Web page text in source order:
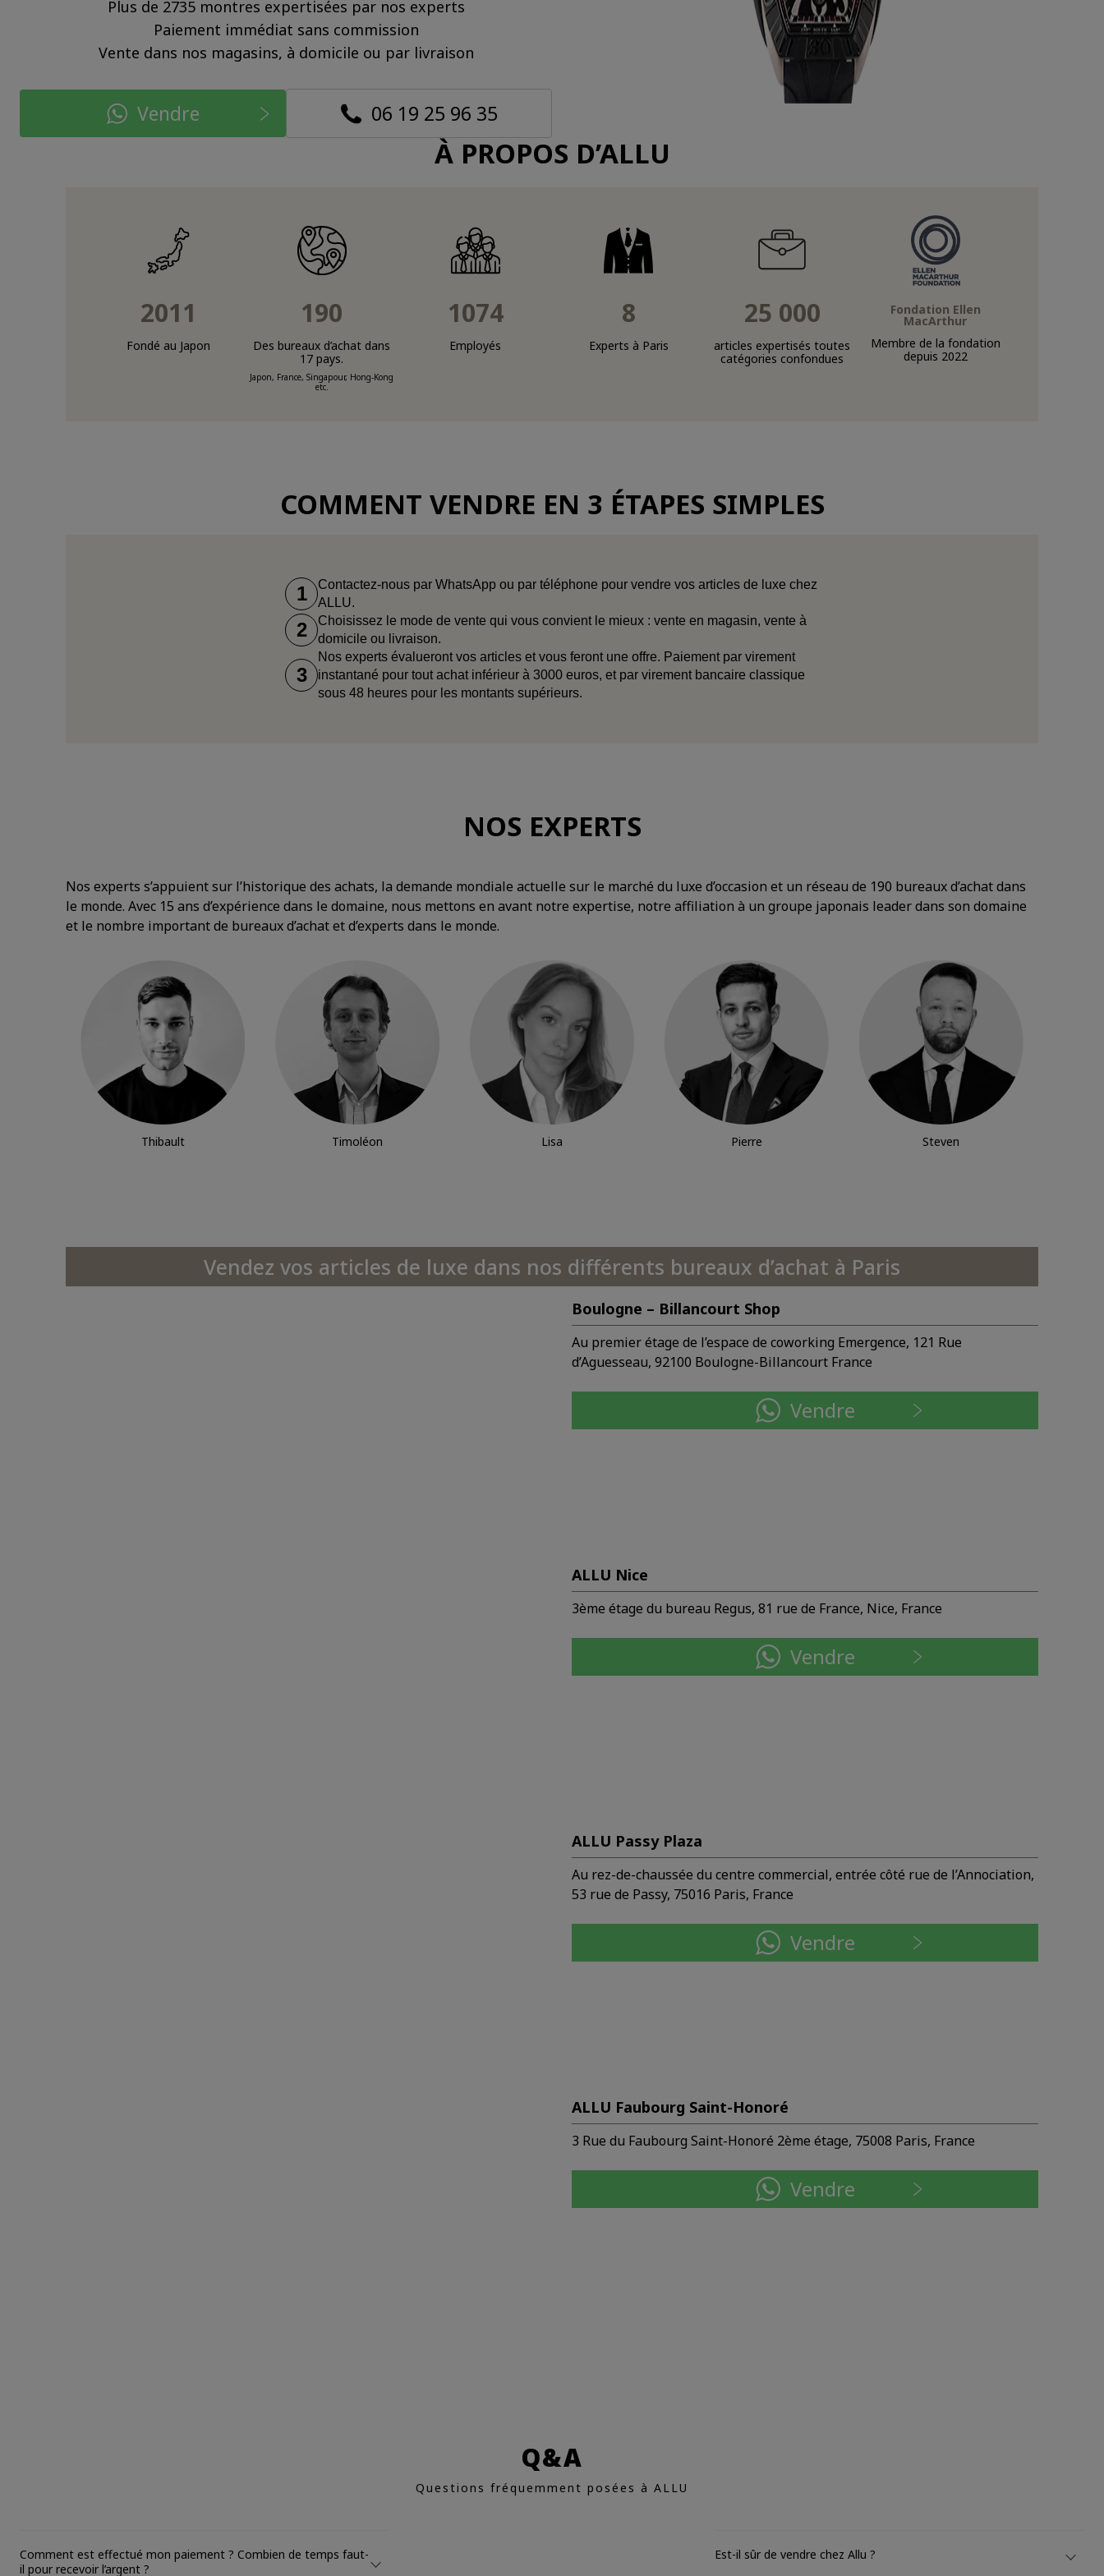
Plus de 2735 montres expertisées par nos experts
Paiement immédiat sans commission
Vente dans nos magasins, à domicile ou par livraison
Vendre 06 19 25 96 35
À PROPOS D’ALLU
2011
Fondé au Japon
190
Des bureaux d’achat dans
17 pays.
Japon, France, Singapour, Hong-Kong
etc.
1074
Employés
8
Experts à Paris
25 000
articles expertisés toutes
catégories confondues
Fondation Ellen
MacArthur
Membre de la fondation
depuis 2022
COMMENT VENDRE EN 3 ÉTAPES SIMPLES
1
Contactez-nous par WhatsApp ou par téléphone pour vendre vos articles de luxe chez
ALLU.
2
Choisissez le mode de vente qui vous convient le mieux : vente en magasin, vente à
domicile ou livraison.
3
Nos experts évalueront vos articles et vous feront une offre. Paiement par virement
instantané pour tout achat inférieur à 3000 euros, et par virement bancaire classique
sous 48 heures pour les montants supérieurs.
NOS EXPERTS
Nos experts s’appuient sur l’historique des achats, la demande mondiale actuelle sur le marché du luxe d’occasion et un réseau de 190 bureaux d’achat dans
le monde. Avec 15 ans d’expérience dans le domaine, nous mettons en avant notre expertise, notre affiliation à un groupe japonais leader dans son domaine
et le nombre important de bureaux d’achat et d’experts dans le monde.
Thibault Timoléon Lisa Pierre Steven
Vendez vos articles de luxe dans nos différents bureaux d’achat à Paris
Boulogne – Billancourt Shop
Au premier étage de l’espace de coworking Emergence, 121 Rue
d’Aguesseau, 92100 Boulogne-Billancourt France
Vendre
ALLU Nice
3ème étage du bureau Regus, 81 rue de France, Nice, France
Vendre
ALLU Passy Plaza
Au rez-de-chaussée du centre commercial, entrée côté rue de l’Annociation,
53 rue de Passy, 75016 Paris, France
Vendre
ALLU Faubourg Saint-Honoré
3 Rue du Faubourg Saint-Honoré 2ème étage, 75008 Paris, France
Vendre
Q&A
Questions fréquemment posées à ALLU
Comment est effectué mon paiement ? Combien de temps faut-
il pour recevoir l’argent ?
Est-il sûr de vendre chez Allu ?